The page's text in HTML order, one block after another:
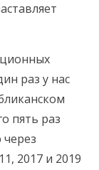
раз у нас
пять раз
2017 и 2019